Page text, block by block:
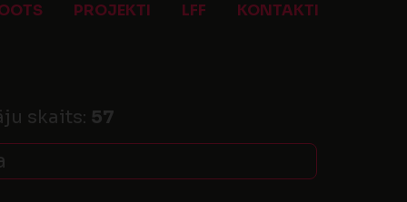
PROJEKTI LFF KONTAKTI
skaits: 57